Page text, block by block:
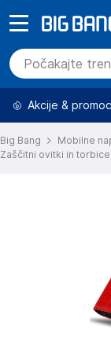
Akcije &
Big Bang Mobilne
Zaščitni ovitki in torbice